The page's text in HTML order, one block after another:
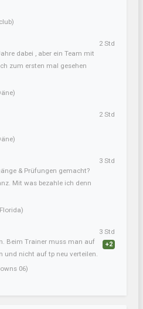
dabei , aber ein Team mit
zum ersten mal gesehen
2 Std
2 Std
& Prüfungen gemacht?
Mit was bezahle ich denn
3 Std
Beim Trainer muss man auf
und nicht auf tp neu verteilen.
06)
3 Std
+2